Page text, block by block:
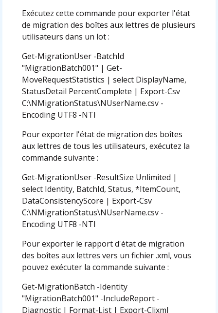
Exécutez cette commande pour exporter l'état
de migration des boîtes aux lettres de plusieurs
utilisateurs dans un lot :
Get-MigrationUser -BatchId
"MigrationBatch001" | Get-
MoveRequestStatistics | select DisplayName,
StatusDetail PercentComplete | Export-Csv
C:\NMigrationStatus\NUserName.csv -
Encoding UTF8 -NTI
Pour exporter l'état de migration des boîtes
aux lettres de tous les utilisateurs, exécutez la
commande suivante :
Get-MigrationUser -ResultSize Unlimited |
select Identity, BatchId, Status, *ItemCount,
DataConsistencyScore | Export-Csv
C:\NMigrationStatus\NUserName.csv -
Encoding UTF8 -NTI
Pour exporter le rapport d'état de migration
des boîtes aux lettres vers un fichier .xml, vous
pouvez exécuter la commande suivante :
Get-MigrationBatch -Identity
"MigrationBatch001" -IncludeReport -
Diagnostic | Format-List | Export-Clixml